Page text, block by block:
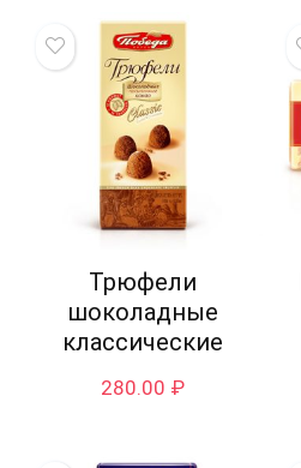
Трюфели
шоколадные
классические
280.00 ₽